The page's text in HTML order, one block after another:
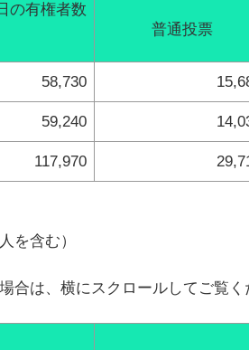
の有権者数
普通投票
58,730
59,240
117,970
を含む）
合は、横にスクロールしてご覧く